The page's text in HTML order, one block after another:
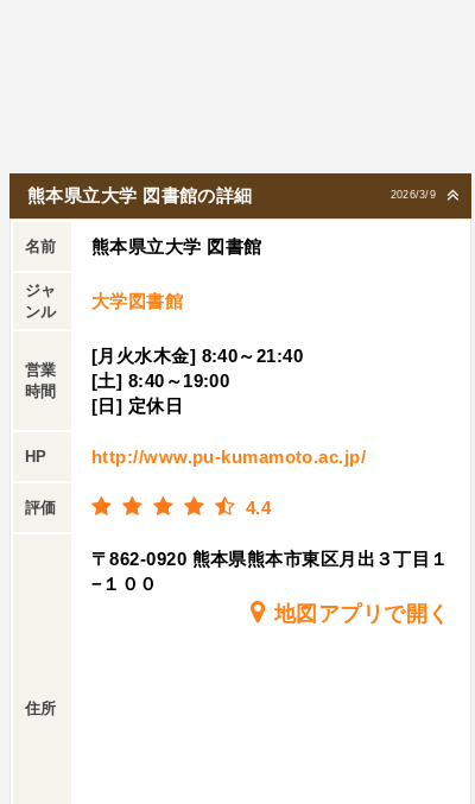
2026/3/9
熊本県立大学 図書館の詳細
名前 熊本県立大学 図書館
ジャ
ンル
大学図書館
営業
時間
[月火水木金] 8:40～21:40
[土] 8:40～19:00
[日] 定休日
HP http://www.pu-kumamoto.ac.jp/
評価 4.4
住所
〒862-0920 熊本県熊本市東区月出３丁目１
−１００
地図アプリで開く